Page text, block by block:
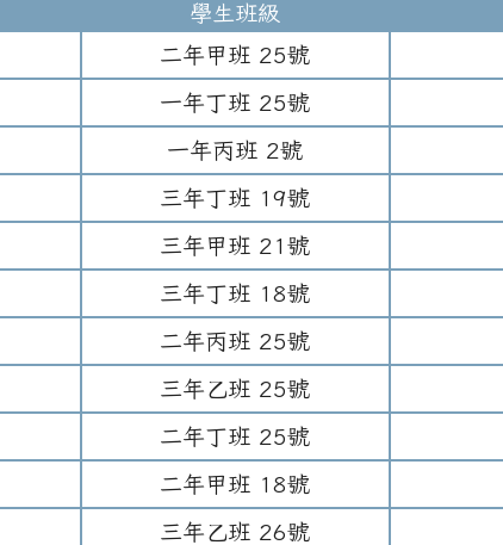
學生班級
二年 甲班 25號
一年丁班 25號
一年丙班 2號
三年丁班 19號
三年 甲班 21號
三年丁班 18號
二年丙班 25號
三年 乙班 25號
二年丁班 25號
二年 甲班 18號
三年 乙班 26號